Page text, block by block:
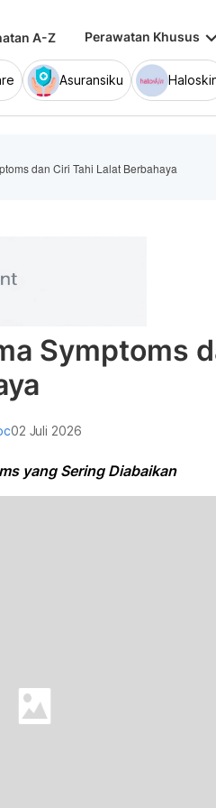
A-Z Perawatan Khusus
Asuransiku
dan Ciri Tahi Lalat Berbahaya
Symptoms
02 Juli 2026
yang Sering Diabaikan